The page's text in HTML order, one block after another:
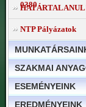
0380
NTP Pályázatok
SZAKMAI
ESEMÉNYEINK
EREDMÉNYEINK